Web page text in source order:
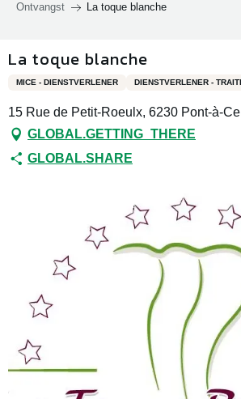
Ontvangst La toque blanche
La toque blanche
MICE - DIENSTVERLENER DIENSTVERLENER -
15 Rue de Petit-Roeulx, 6230 Pont-à-
GLOBAL.GETTING_THERE
GLOBAL.SHARE